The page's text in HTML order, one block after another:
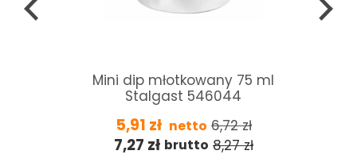
Mini dip młotkowany 75 ml
Stalgast 546044
5,91zł netto 6,72zł
7,27zł brutto 8,27zł